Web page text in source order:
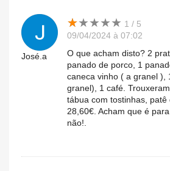
José.a
★★★★★
★★★★★ 1 / 5
09/04/2024 à 07:02
O que acham disto? 2
panado de porco, 1
caneca vinho ( a granel ),
granel), 1 café.
tábua com tostinhas, patê
28,60€. Acham que é
não!.